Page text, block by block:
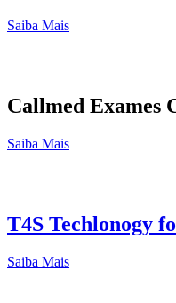
Saiba Mais
Callmed Exames
Saiba Mais
T4S Techlonogy
Saiba Mais